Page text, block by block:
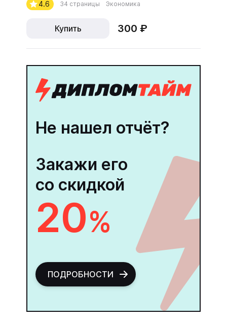
4.6 34 страницы Экономика
Купить 300 ₽
Не нашел отчёт?
Закажи его
со скидкой
20%
ПОДРОБНОСТИ